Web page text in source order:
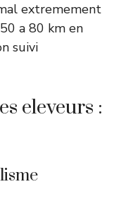
extremement
a 80 km en
suivi
eleveurs :